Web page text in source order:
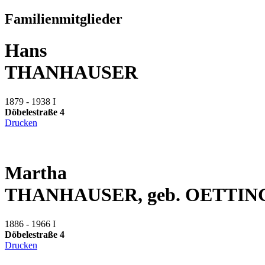
Familienmitglieder
Hans
THANHAUSER
1879 - 1938 I
Döbelestraße 4
Drucken
Martha
THANHAUSER, geb.
1886 - 1966 I
Döbelestraße 4
Drucken